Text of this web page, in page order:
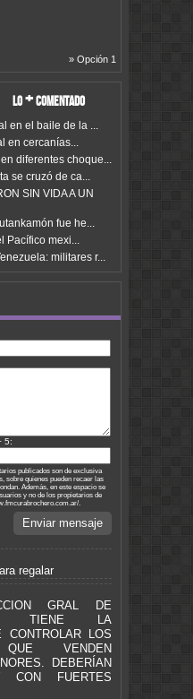
» Opción 1
lo + comentado
en el baile de la ...
en cercanías...
diferentes choque...
se cruzó de ca...
SIN VIDA A UN
fue he...
Pacífico mexi...
militares r...
5:
publicados son de exclusiva
sobre quienes pueden recaer las
Además, en este espacio se
y no de los propietarios de
.
Enviar mensaje
regalar
GRAL DE
TIENE LA
CONTROLAR LOS
QUE VENDEN
DEBERÍAN
CON FUERTES